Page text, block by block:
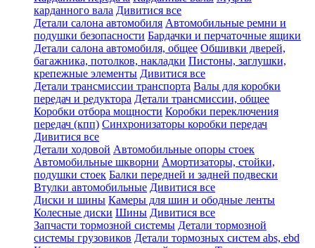
карданного вала Дивитися все
Детали салона автомобиля Автомобильные ремни и
подушки безопасности Бардачки и перчаточные ящики
Детали салона автомобиля, общее Обшивки дверей,
багажника, потолков, накладки Пистоны, заглушки,
крепежные элементы Дивитися все
Детали трансмиссии транспорта Валы для коробки
передач и редуктора Детали трансмиссии, общее
Коробки отбора мощности Коробки переключения
передач (кпп) Синхронизаторы коробки передач
Дивитися все
Детали ходовой Автомобильные опоры стоек
Автомобильные шкворни Амортизаторы, стойки,
подушки стоек Балки передней и задней подвески
Втулки автомобильные Дивитися все
Диски и шины Камеры для шин и ободные ленты
Колесные диски Шины Дивитися все
Запчасти тормозной системы Детали тормозной
системы грузовиков Детали тормозных систем abs, ebd